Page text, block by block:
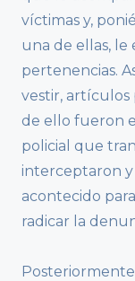
víctimas y,
una de ellas,
pertenencias.
vestir, artículos
de ello fueron
policial que
interceptaron
acontecido
radicar la